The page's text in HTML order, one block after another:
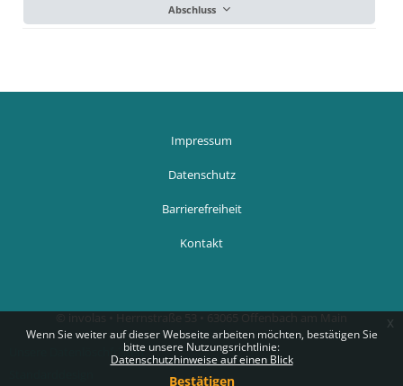
Wenn Sie weiter auf dieser Webseite arbeiten möchten, bestätigen Sie
bitte unsere Nutzungsrichtlinie:
Datenschutzhinweise auf einen Blick
Bestätigen
x
Abschluss
Impressum
Datenschutz
Barrierefreiheit
Kontakt
Unsere Datenlöschfristen